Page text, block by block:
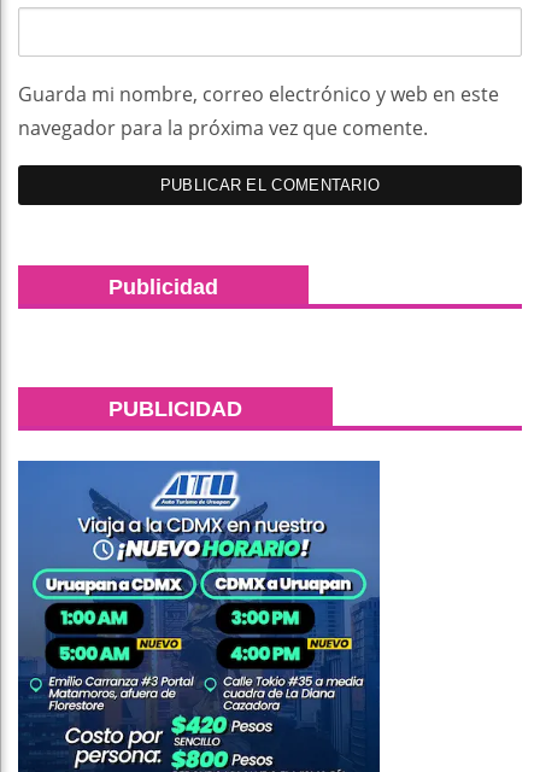
Guarda mi nombre, correo electrónico y web en este
navegador para la próxima vez que comente.
Publicidad
PUBLICIDAD